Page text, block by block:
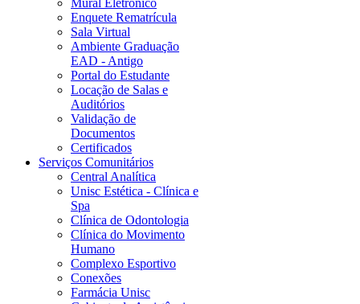
Mural Eletrônico
Enquete Rematrícula
Sala Virtual
Ambiente Graduação
EAD - Antigo
Portal do Estudante
Locação de Salas e
Auditórios
Validação de
Documentos
Certificados
Serviços Comunitários
Central Analítica
Unisc Estética - Clínica e
Spa
Clínica de Odontologia
Clínica do Movimento
Humano
Complexo Esportivo
Conexões
Farmácia Unisc